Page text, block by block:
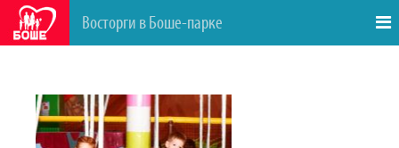
Восторги в Боше-парке